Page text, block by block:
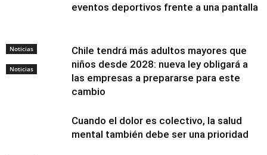
Noticias
Noticias
eventos deportivos frente a una pantalla
Chile tendrá más adultos mayores que
niños desde 2028: nueva ley obligará a
las empresas a prepararse para este
cambio
Cuando el dolor es colectivo, la salud
mental también debe ser una prioridad